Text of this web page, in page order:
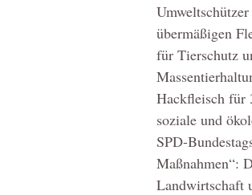
übermäßigen
für Tierschutz
Hackfleisch für
soziale und
SPD-
Maßnahmen“:
Landwirtschaft